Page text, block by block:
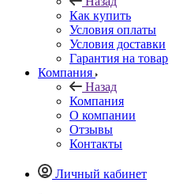
Как купить
Условия оплаты
Условия доставки
Гарантия на товар
Компания
Назад
Компания
О компании
Отзывы
Контакты
Личный кабинет